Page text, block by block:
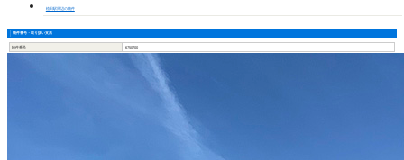
植田駅周辺の物件
物件番号・取り扱い支店
物件番号 6750700